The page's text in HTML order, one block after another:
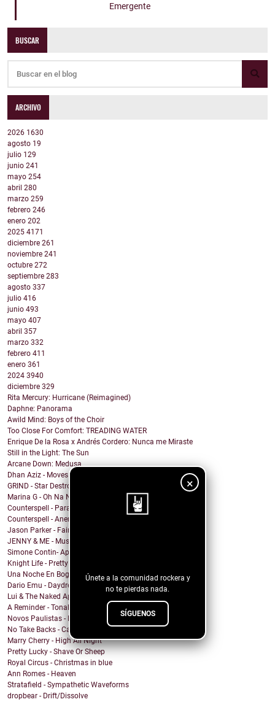
×
Únete a la comunidad rockera y
no te pierdas nada.
SÍGUENOS
Emergente
BUSCAR
ARCHIVO
2026 1630
agosto 19
julio 129
junio 241
mayo 254
abril 280
marzo 259
febrero 246
enero 202
2025 4171
diciembre 261
noviembre 241
octubre 272
septiembre 283
agosto 337
julio 416
junio 493
mayo 407
abril 357
marzo 332
febrero 411
enero 361
2024 3940
diciembre 329
Rita Mercury: Hurricane (Reimagined)
Daphne: Panorama
Awild Mind: Boys of the Choir
Too Close For Comfort: TREADING WATER
Enrique De la Rosa x Andrés Cordero: Nunca me Miraste
Still in the Light: The Sun
Arcane Down: Medusa
Dhan Aziz - Moves
GRIND - Star Destroyer
Marina G - Oh Na Na
Counterspell - Parallel on the End of the World
Counterspell - Anemone
Jason Parker - Fairy Bread
JENNY & ME - Music
Simone Contin- Apnea
Knight Life - Pretty Mother Fucker
Una Noche En Bogota - Despedida
Dario Emu - Daydream
Lui & The Naked Aphids - Lindsey Sue (Will You Mar...
A Reminder - Tonal Wakeup
Novos Paulistas - Num Piscar de Olhos
No Take Backs - Caught Up
Marry Cherry - High All Night
Pretty Lucky - Shave Or Sheep
Royal Circus - Christmas in blue
Ann Romes - Heaven
Stratafield - Sympathetic Waveforms
dropbear - Drift/Dissolve